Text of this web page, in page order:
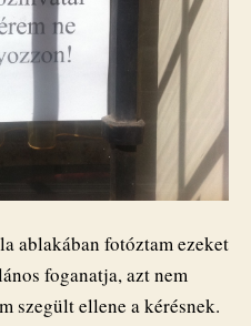
ablakában fotóztam ezeket
foganatja, azt nem
szegült ellene a kérésnek.